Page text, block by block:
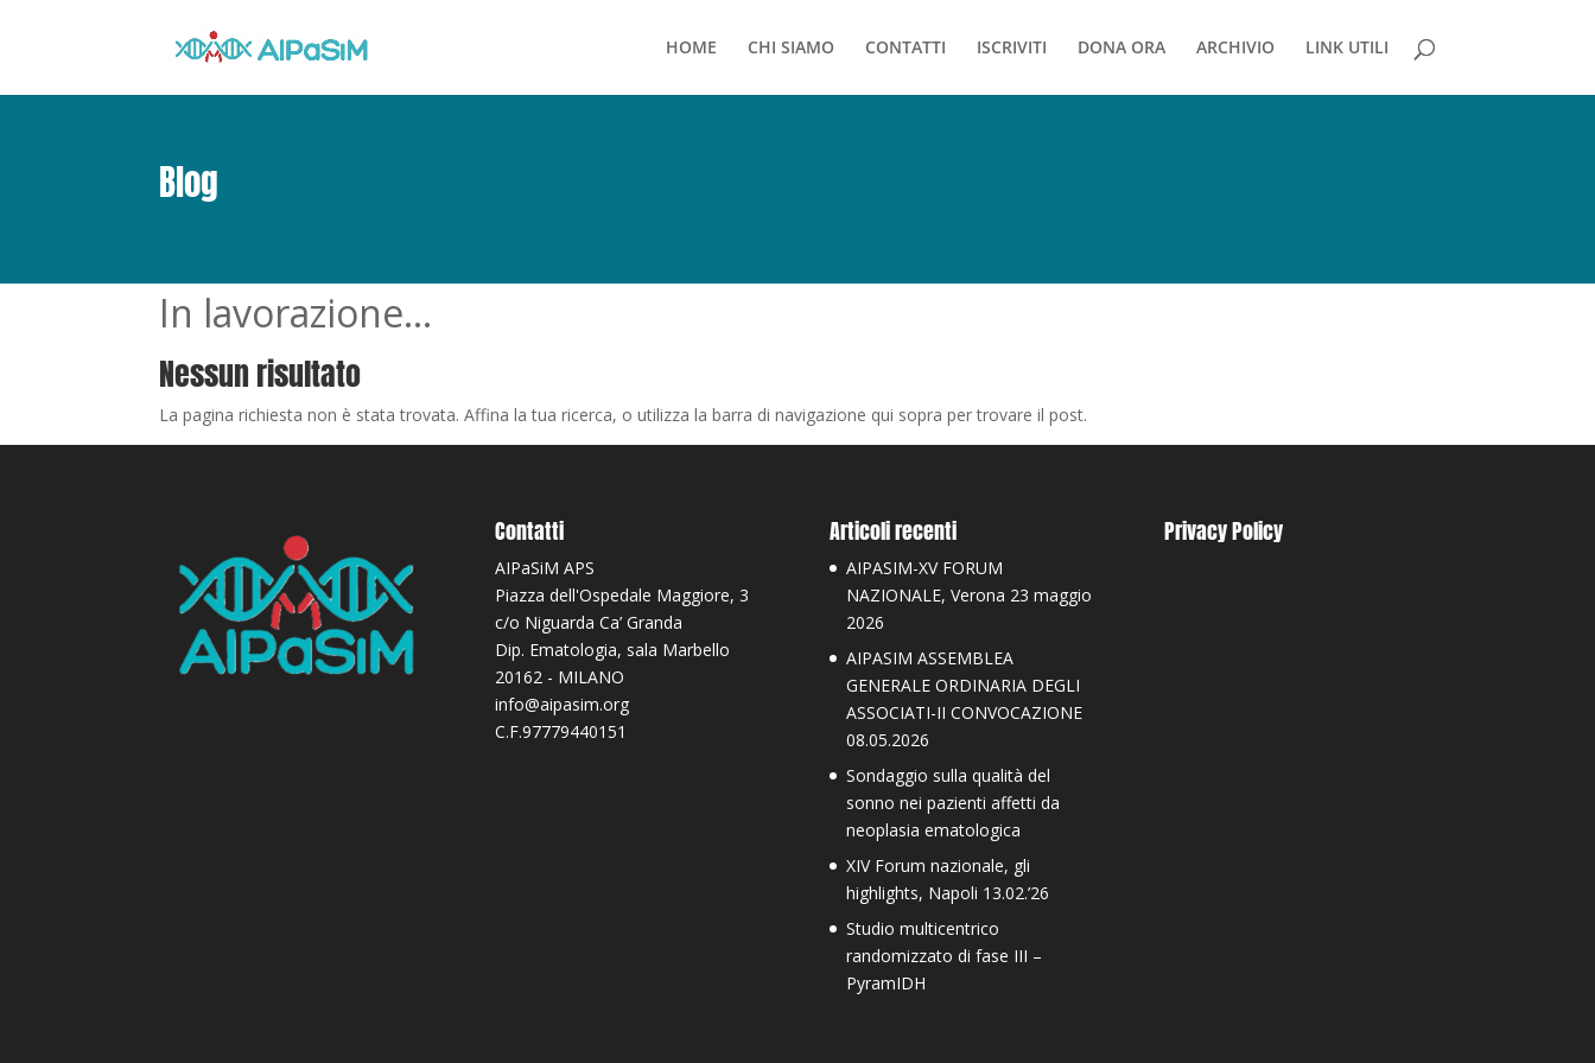
HOME CHI SIAMO CONTATTI ISCRIVITI DONA ORA ARCHIVIO LINK UTILI
Blog
In lavorazione…
Nessun risultato
La pagina richiesta non è stata trovata. Affina la tua ricerca, o utilizza la barra di navigazione qui sopra per trovare il post.
Contatti
AIPaSiM APS
Piazza dell'Ospedale Maggiore, 3
c/o Niguarda Ca’ Granda
Dip. Ematologia, sala Marbello
20162 - MILANO
info@aipasim.org
C.F.97779440151
Articoli recenti
AIPASIM-XV FORUM
NAZIONALE, Verona 23 maggio
2026
AIPASIM ASSEMBLEA
GENERALE ORDINARIA DEGLI
ASSOCIATI-II CONVOCAZIONE
08.05.2026
Sondaggio sulla qualità del
sonno nei pazienti affetti da
neoplasia ematologica
XIV Forum nazionale, gli
highlights, Napoli 13.02.’26
Studio multicentrico
randomizzato di fase III –
PyramIDH
Privacy Policy